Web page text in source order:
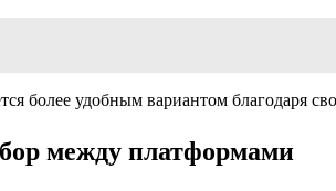
более удобным вариантом благодаря
между платформами